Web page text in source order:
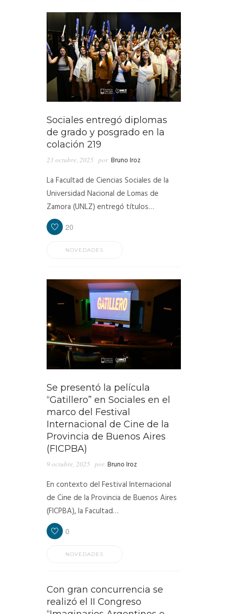
Sociales entregó diplomas
de grado y posgrado en la
colación 219
23 octubre, 2025 por Bruno Iroz
La Facultad de Ciencias Sociales de la
Universidad Nacional de Lomas de
Zamora (UNLZ) entregó títulos…
20
NOVEDADES
Se presentó la película
“Gatillero” en Sociales en el
marco del Festival
Internacional de Cine de la
Provincia de Buenos Aires
(FICPBA)
9 octubre, 2025 por Bruno Iroz
En contexto del Festival Internacional
de Cine de la Provincia de Buenos Aires
(FICPBA), la Facultad…
0
NOVEDADES
Con gran concurrencia se
realizó el II Congreso